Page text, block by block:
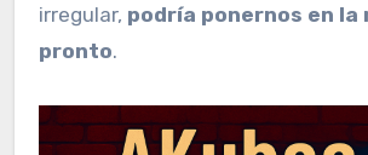
irregular, podría ponernos en la
pronto.